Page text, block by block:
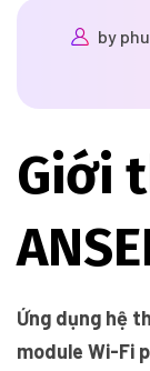
by
Giới
Ứng dụng hệ
module Wi-Fi